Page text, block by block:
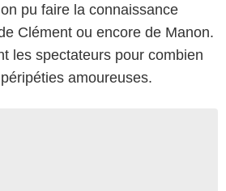
pu faire la connaissance
Clément ou encore de Manon.
les spectateurs pour combien
amoureuses.